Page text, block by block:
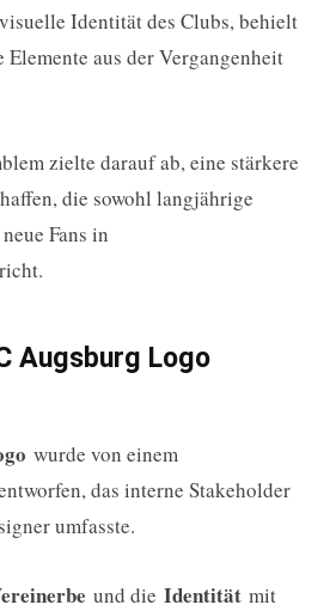
Identität des Clubs, behielt
Elemente aus der Vergangenheit
zielte darauf ab, eine stärkere
die sowohl langjährige
Fans in
Augsburg Logo
wurde von einem
das interne Stakeholder
umfasste.
und die Identität mit